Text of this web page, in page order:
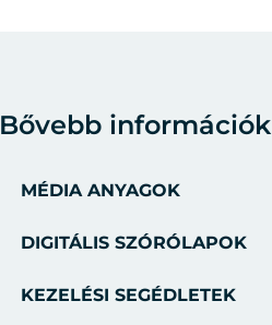
Bővebb információk
MÉDIA ANYAGOK
DIGITÁLIS SZÓRÓLAPOK
KEZELÉSI SEGÉDLETEK